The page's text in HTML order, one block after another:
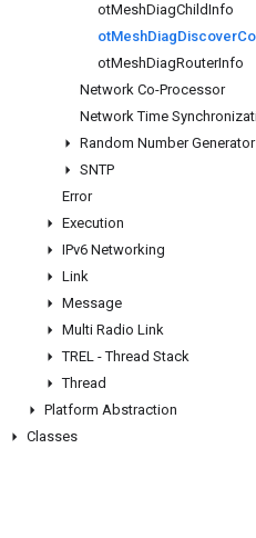
otMeshDiagChildInfo
otMeshDiagDiscover
otMeshDiagRouterInfo
Network Co-Processor
Network Time
Random Number Generator
SNTP
Error
Execution
IPv6 Networking
Link
Message
Multi Radio Link
TREL - Thread Stack
Thread
Platform Abstraction
Classes